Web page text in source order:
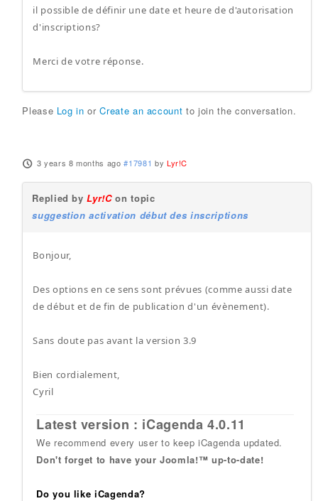
il possible de définir une date et heure de d'autorisation
d'inscriptions?
Merci de votre réponse.
Please Log in orCreate an account to join the conversation.
3 years 8 months ago #17981 by Lyr!C
Replied byLyr!Con topic
suggestion activation début des inscriptions
Bonjour,
Des options en ce sens sont prévues (comme aussi date
de début et de fin de publication d'un évènement).
Sans doute pas avant la version 3.9
Bien cordialement,
Cyril
Latest version : iCagenda 4.0.11
We recommend every user to keep iCagenda updated.
Don't forget to have your Joomla!™ up-to-date!
Do you like iCagenda?